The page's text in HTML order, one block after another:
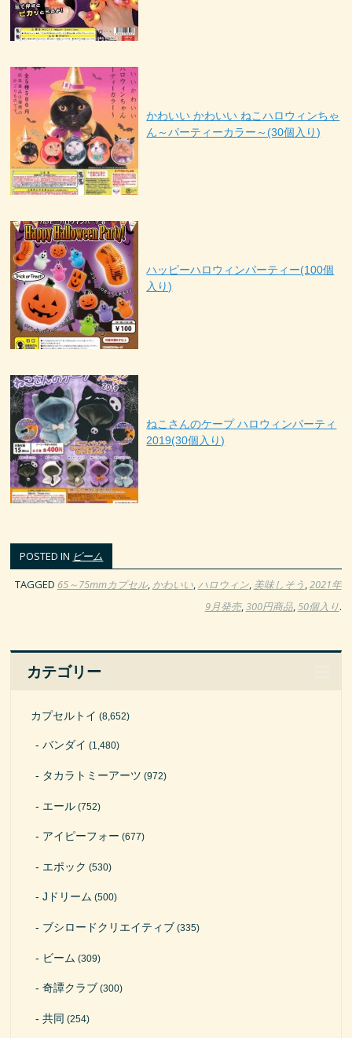
かわいい かわいい ねこハロウィンちゃ
ん～パーティーカラー～(30個入り)
ハッピーハロウィンパーティー(100個
入り)
ねこさんのケープ ハロウィンパーティ
2019(30個入り)
POSTED IN ビーム
TAGGED 65～75mmカプセル, かわいい,ハロウィン, 美味しそう,2021年
9月発売,300円商品,50個入り.
カテゴリー
カプセルトイ (8,652)
バンダイ (1,480)
タカラトミーアーツ (972)
エール (752)
アイピーフォー (677)
エポック (530)
Jドリーム (500)
ブシロードクリエイティブ (335)
ビーム (309)
奇譚クラブ (300)
共同 (254)